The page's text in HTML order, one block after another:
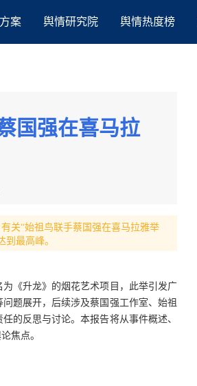
案 舆情研究院 舆情热度榜
国强在喜马拉
关“始祖鸟联手蔡国强在喜马拉雅举
到最高峰。
《升龙》的烟花艺术项目，此举引发广
题展开，后续涉及蔡国强工作室、始祖
的反思与讨论。本报告将从事件概述、
焦点。